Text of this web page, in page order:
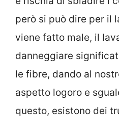
però si può dire per il
viene fatto male, il
danneggiare
le fibre, dando al
aspetto logoro e
questo, esistono dei